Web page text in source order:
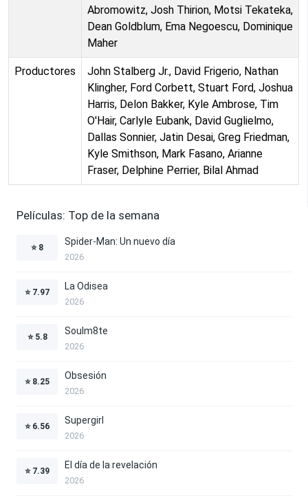
Abromowitz, Josh Thirion, Motsi Tekateka,
Dean Goldblum, Ema Negoescu, Dominique
Maher
Productores
John Stalberg Jr., David Frigerio, Nathan
Klingher, Ford Corbett, Stuart Ford, Joshua
Harris, Delon Bakker, Kyle Ambrose, Tim
O'Hair, Carlyle Eubank, David Guglielmo,
Dallas Sonnier, Jatin Desai, Greg Friedman,
Kyle Smithson, Mark Fasano, Arianne
Fraser, Delphine Perrier, Bilal Ahmad
Películas: Top de la semana
⭐ 8
Spider-Man: Un nuevo día
2026
⭐ 7.97
La Odisea
2026
⭐ 5.8
Soulm8te
2026
⭐ 8.25
Obsesión
2026
⭐ 6.56
Supergirl
2026
⭐ 7.39
El día de la revelación
2026